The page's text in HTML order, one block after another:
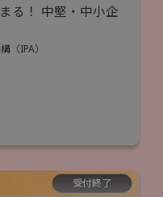
る！ 中堅・中小企
（IPA）
受付終了